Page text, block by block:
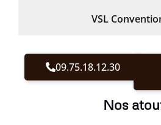
VSL
09.75.18.12.30
Nos